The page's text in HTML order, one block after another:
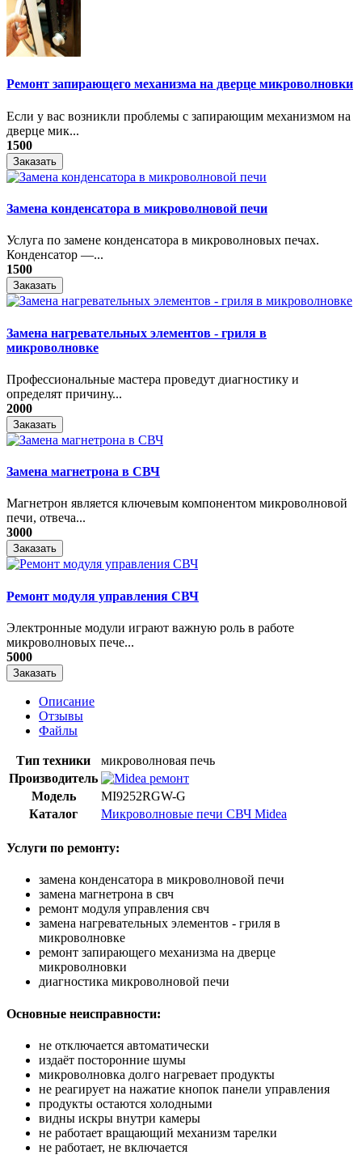
Ремонт запирающего механизма на дверце микроволновки
Если у вас возникли проблемы с запирающим механизмом на
дверце мик...
1500
Заказать
Замена конденсатора в микроволновой печи
Услуга по замене конденсатора в микроволновых печах.
Конденсатор —...
1500
Заказать
Замена нагревательных элементов - гриля в
микроволновке
Профессиональные мастера проведут диагностику и
определят причину...
2000
Заказать
Замена магнетрона в СВЧ
Магнетрон является ключевым компонентом микроволновой
печи, отвеча...
3000
Заказать
Ремонт модуля управления СВЧ
​Электронные модули играют важную роль в работе
микроволновых пече...
5000
Заказать
Описание
Отзывы
Файлы
Тип техники
микроволновая печь
Производитель
Модель
MI9252RGW-G
Каталог
Микроволновые печи СВЧ Midea
Услуги по ремонту:
замена конденсатора в микроволновой печи
замена магнетрона в свч
ремонт модуля управления свч
замена нагревательных элементов - гриля в
микроволновке
ремонт запирающего механизма на дверце
микроволновки
диагностика микроволновой печи
Основные неисправности:
не отключается автоматически
издаёт посторонние шумы
микроволновка долго нагревает продукты
не реагирует на нажатие кнопок панели управления
продукты остаются холодными
видны искры внутри камеры
не работает вращающий механизм тарелки
не работает, не включается